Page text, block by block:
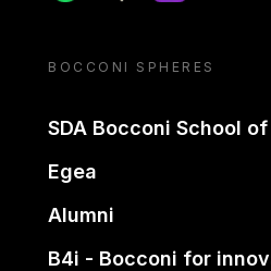
BOCCONI SPHERES
SDA Bocconi School
Egea
Alumni
B4i - Bocconi for